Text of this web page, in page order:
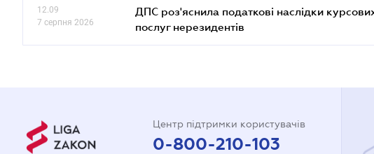
12.09
7 серпня 2026
ДПС роз'яснила податкові наслідки
послуг нерезидентів
Центр підтримки користувачів
0-800-210-103